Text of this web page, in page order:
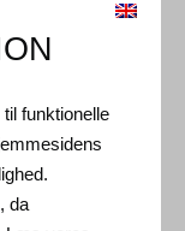
Uden titel,
200 x 150 cm
funktionelle
da